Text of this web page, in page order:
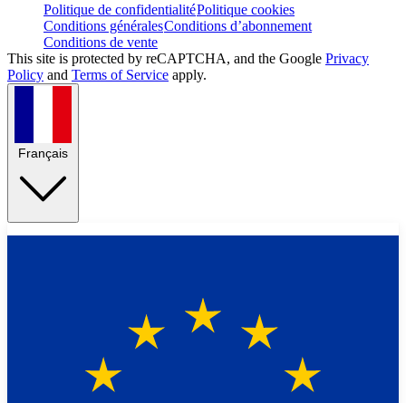
Politique de confidentialitéPolitique cookies
Conditions généralesConditions d’abonnement
Conditions de vente
This site is protected by reCAPTCHA, and the Google Privacy
Policy and Terms of Service apply.
Français